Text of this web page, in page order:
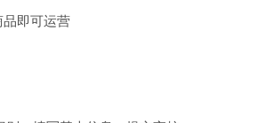
即可运营